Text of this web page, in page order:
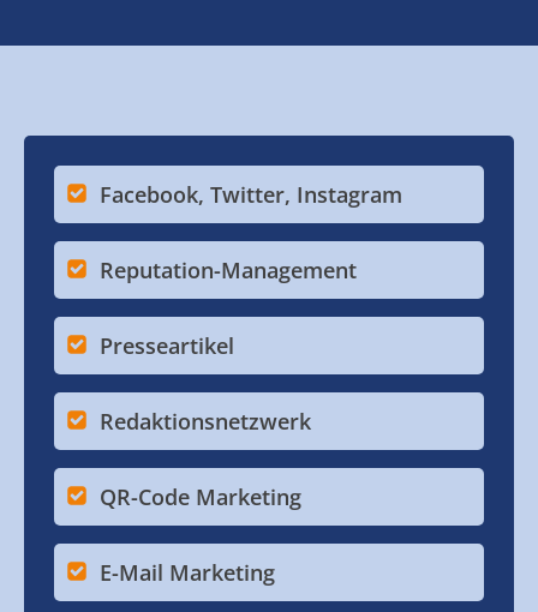
Facebook, Twitter, Instagram
Reputation-Management
Presseartikel
Redaktionsnetzwerk
QR-Code Marketing
E-Mail Marketing